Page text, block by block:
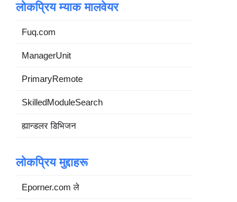
लोकप्रिय म्याक मालवेयर
Fuq.com
ManagerUnit
PrimaryRemote
SkilledModuleSearch
ह्यान्डलर डिभिजन
लोकप्रिय मुद्दाहरू
Eporner.com ले